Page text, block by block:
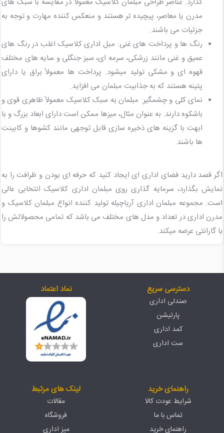
مدرن یا معاصر، پیچیده تر هستند و منعکس کننده مهارت و توجه به
جزئیات می باشند.
رنگ ها و پرداخت های غنی: مبل اداری کلاسیک اغلب در رنگ های
عمیق و غنی مانند زرشکی، سرمه ای، سبز جنگلی و سایه های مختلف
قهوه ای و مشکی تولید میشود. پرداخت ها معمولاً براق یا دارای
پتینه هستند که به جذابیت مبلمان می افزاید.
نمای کلی و چشمگیر: مبلمان به سبک کلاسیک معمولاً ظاهری قوی و
باشکوه دارند. به عنوان مثال، میزها ممکن است دارای ابعاد بزرگ و با
ابهت با گزینه های ذخیره سازی قابل توجهی مانند کشوها و کابینت
ها باشند.
اگر قصد دارید فضای اداری ای ایجاد کنید که حرفه ای بودن و ظرافت را به
نمایش بگذارد، سرمایه گذاری روی مبلمان اداری کلاسیک انتخابی عالی
است. مجموعه مبلمان اداری آریاچیله تولید کننده انواع مبلمان کلاسیک و
مدرن اداری در تعداد و مدل های مختلف می باشد که تمامی محصولاتش را
با گارانتی عرضه میکند.
نماد اعتماد دسترسی سریع
صندلی اداری
پارتیشن
کمد اداری
ست اداری
لینک های مرتبط
مقالات
فروشگاه
میز اداری
راهنمای خرید
شرایط عودت کالا
تماس با ما
راهنمای خرید